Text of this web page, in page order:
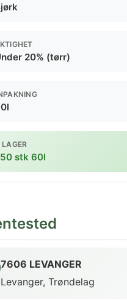
20% (tørr)
stk 60l
7606 LEVANGER
Levanger, Trøndelag